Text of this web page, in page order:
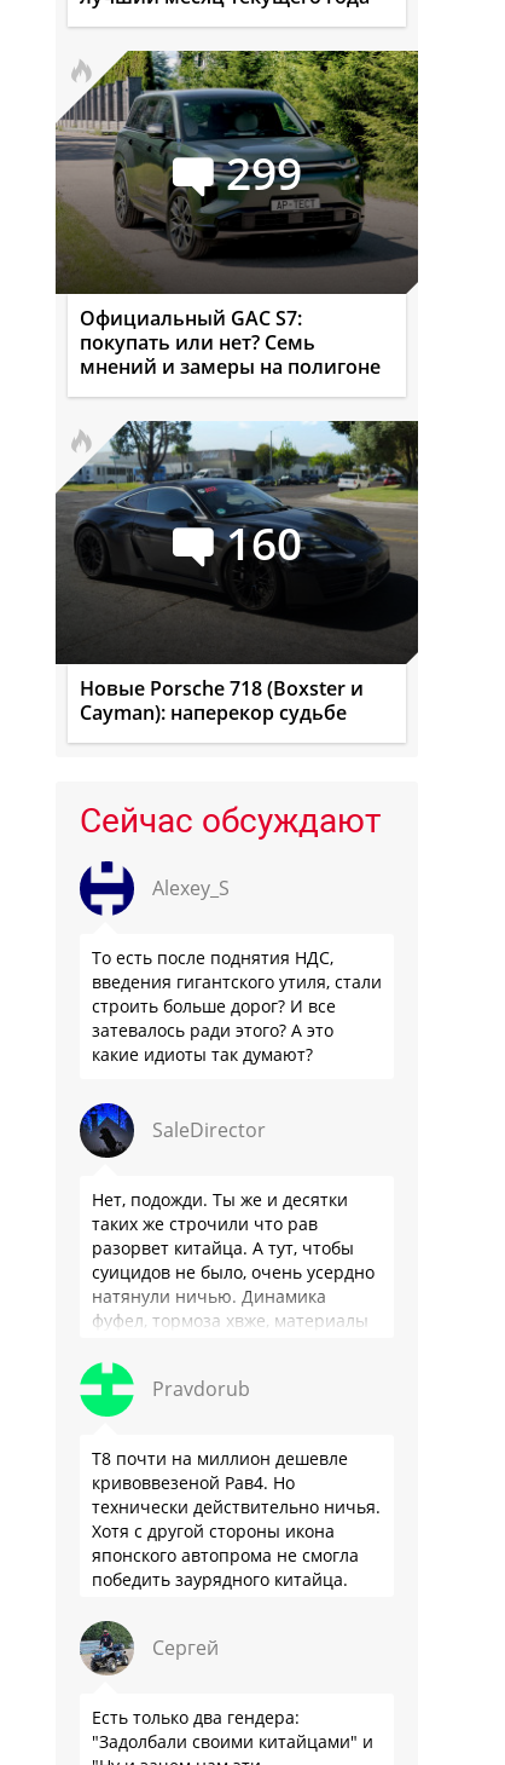
299
Официальный GAC S7:
покупать или нет? Семь
мнений и замеры на полигоне
160
Новые Porsche 718 (Boxster и
Cayman): наперекор судьбе
Сейчас обсуждают
Alexey_S
То есть после поднятия НДС,
введения гигантского утиля, стали
строить больше дорог? И все
затевалось ради этого? А это
какие идиоты так думают?
SaleDirector
Нет, подожди. Ты же и десятки
таких же строчили что рав
разорвет китайца. А тут, чтобы
суицидов не было, очень усердно
натянули ничью. Динамика
фуфел, тормоза хвже, материалы
Pravdorub
Т8 почти на миллион дешевле
кривоввезеной Рав4. Но
технически действительно ничья.
Хотя с другой стороны икона
японского автопрома не смогла
победить заурядного китайца.
Сергей
Есть только два гендера:
"Задолбали своими китайцами" и